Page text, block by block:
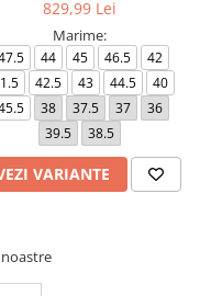
829,99 Lei
Marime:
44 45 46.5
42
42.5 43 44.5
40
38 37.5 37
36
39.5
38.5
VARIANTE